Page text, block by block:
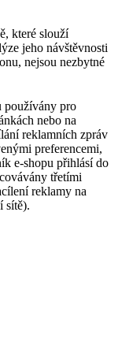
které slouží
jeho návštěvnosti
nejsou nezbytné
používány pro
nebo na
reklamních zpráv
preferencemi,
e-shopu přihlásí do
třetími
reklamy na
sítě).